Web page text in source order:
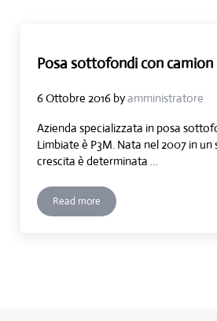
Posa sottofondi con
6 Ottobre 2016 byamministratore
Azienda specializzata in posa
Limbiate è P3M. Nata nel 2007 in un
crescita è determinata …
Read morePosa sottofondi con camion